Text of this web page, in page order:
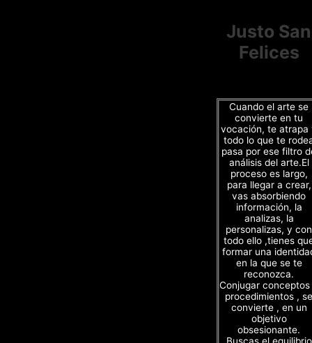
Justo San
Felices
Cuando el arte se
convierte en tu
vocación, te atrapa
todo lo que te
pasa por ese filtro
análisis del arte.El
proceso es largo,
para llegar a crear,
vas absorbiendo
información, la
analizas, la
personalizas, y con
todo ello ,tienes
formar una
en la que se te
reconozca.
Conjugar
procedimientos , se
convierte , en un
objetivo
obsesionante.
Buscas el equilibrio